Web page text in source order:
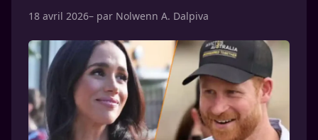
18 avril 2026– par Nolwenn A. Dalpiva